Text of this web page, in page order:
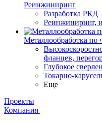
Реинжиниринг
Разработка РКД
Реинжиниринг,
Металлообработка по
фланцев,
Глубокое
Токарно-
Еще
Проекты
Компания